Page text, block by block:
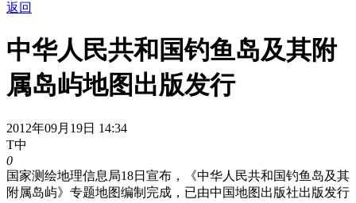
返回
中华人民共和国钓鱼岛及其附
属岛屿地图出版发行
2012年09月19日 14:34
T中
0
国家测绘地理信息局18日宣布，《中华人民共和国钓鱼岛及其
附属岛屿》专题地图编制完成，已由中国地图出版社出版发行